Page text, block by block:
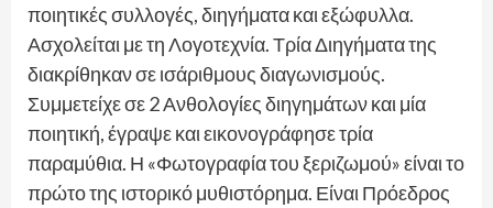
ποιητικές συλλογές, διηγήματα και εξώφυλλα.
Ασχολείται με τη Λογοτεχνία. Τρία Διηγήματα της
διακρίθηκαν σε ισάριθμους διαγωνισμούς.
Συμμετείχε σε 2 Ανθολογίες διηγημάτων και μία
ποιητική, έγραψε και εικονογράφησε τρία
παραμύθια. Η «Φωτογραφία του ξεριζωμού» είναι το
πρώτο της ιστορικό μυθιστόρημα. Είναι Πρόεδρος